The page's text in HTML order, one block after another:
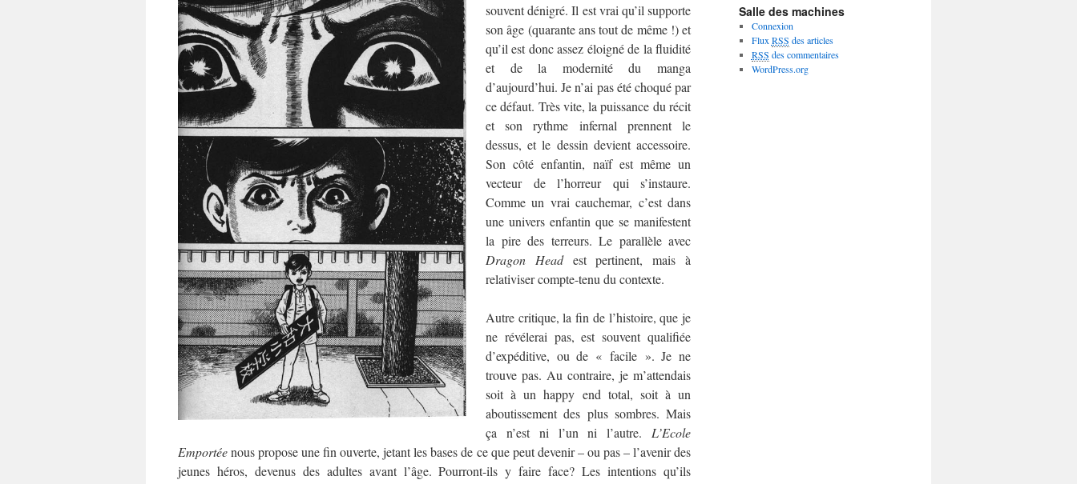
souvent dénigré. Il est vrai qu’il supporte
son âge (quarante ans tout de même !) et
qu’il est donc assez éloigné de la fluidité
et de la modernité du manga
d’aujourd’hui. Je n’ai pas été choqué par
ce défaut. Très vite, la puissance du récit
et son rythme infernal prennent le
dessus, et le dessin devient accessoire.
Son côté enfantin, naïf est même un
vecteur de l’horreur qui s’instaure.
Comme un vrai cauchemar, c’est dans
une univers enfantin que se manifestent
la pire des terreurs. Le parallèle avec
Dragon Headest pertinent, mais à
relativiser compte-tenu du contexte.
Autre critique, la fin de l’histoire, que je
ne révélerai pas, est souvent qualifiée
d’expéditive, ou de « facile ». Je ne
trouve pas. Au contraire, je m’attendais
soit à un happy end total, soit à un
aboutissement des plus sombres. Mais
ça n’est ni l’un ni l’autre. L’Ecole
Emportéenous propose une fin ouverte, jetant les bases de ce que peut devenir – ou pas – l’avenir des
jeunes héros, devenus des adultes avant l’âge. Pourront-ils y faire face? Les intentions qu’ils
Salle des machines
Connexion
Flux RSS des articles
RSS des commentaires
WordPress.org